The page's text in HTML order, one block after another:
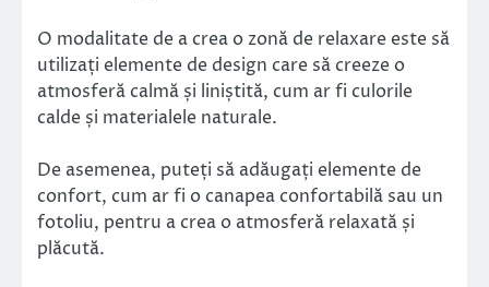
O modalitate de a crea o zonă de relaxare este să
utilizați elemente de design care să creeze o
atmosferă calmă și liniștită, cum ar fi culorile
calde și materialele naturale.
De asemenea, puteți să adăugați elemente de
confort, cum ar fi o canapea confortabilă sau un
fotoliu, pentru a crea o atmosferă relaxată și
plăcută.